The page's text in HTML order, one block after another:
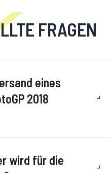
FRAGEN
eines
2018
wird für die